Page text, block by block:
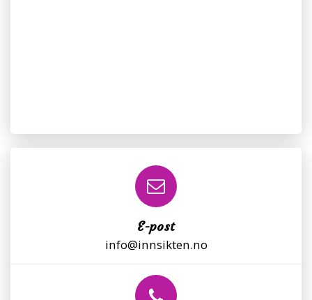
E-post
info@innsikten.no